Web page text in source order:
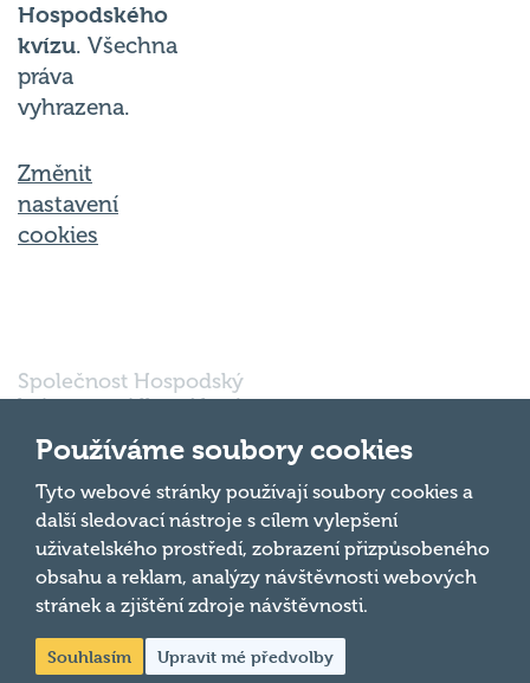
Hospodského
kvízu. Všechna
práva
vyhrazena.
Změnit
nastavení
cookies
Společnost Hospodský
kvíz s.r.o., sídlem Nové
602 00 Brno, IČ:
03980138, DIČ:
CZ03980138 je vedena
pod spisovou značkou
a oddílem 90428 C u
Krajského soudu v
Brně.
Nahoru
Používáme soubory cookies
Tyto webové stránky používají soubory cookies a
další sledovací nástroje s cílem vylepšení
uživatelského prostředí, zobrazení přizpůsobeného
obsahu a reklam, analýzy návštěvnosti webových
stránek a zjištění zdroje návštěvnosti.
Souhlasím Upravit mé předvolby